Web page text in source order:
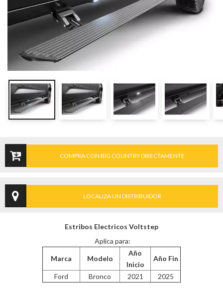
COMPRA CON BIG COUNTRY DIRECTAMENTE
LOCALIZA UN DISTRIBUIDOR
Estribos Electricos Voltstep
Aplica para:
Marca Modelo
Año
Inicio
Año Fin
Ford Bronco 2021 2025